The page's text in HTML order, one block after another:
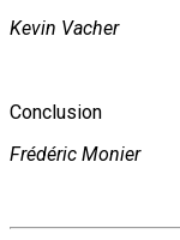
Kevin Vacher
Conclusion
Frédéric Monier